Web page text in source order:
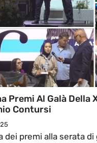
Premi Al Galà Della
Contursi
dei premi alla serata di